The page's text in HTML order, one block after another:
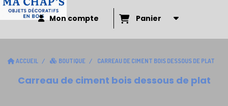
Mon compte Panier
ACCUEIL BOUTIQUE CARREAU DE CIMENT BOIS DESSOUS DE PLAT
Carreau de ciment bois dessous de plat